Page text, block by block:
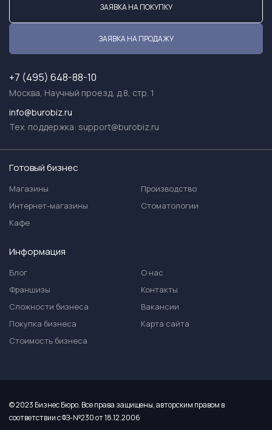
ЗАЯВКА НА ПОКУПКУ
ЗАЯВКА НА ПРОДАЖУ
+7 (495) 648-88-10
Москва, Научный проезд, д.8, стр. 1
info@burobiz.ru
Тех. поддержка: support@burobiz.ru
Готовый бизнес
Магазины
Интернет-магазины
Кафе
Производство
Стоматологии
Информация
Блог
Франшизы
Сложности бизнеса
Покупка бизнеса
Стоимость бизнеса
О нас
Контакты
Вакансии
Карта сайта
© 2023 Бизнес Бюро. Все права защищены, авторским правом в
соответствии с ФЗ-№230 от 18.12.2006